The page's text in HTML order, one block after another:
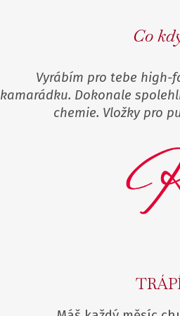
Co
Vyrábím pro tebe high-
kamarádku. Dokonale
chemie. Vložky pro